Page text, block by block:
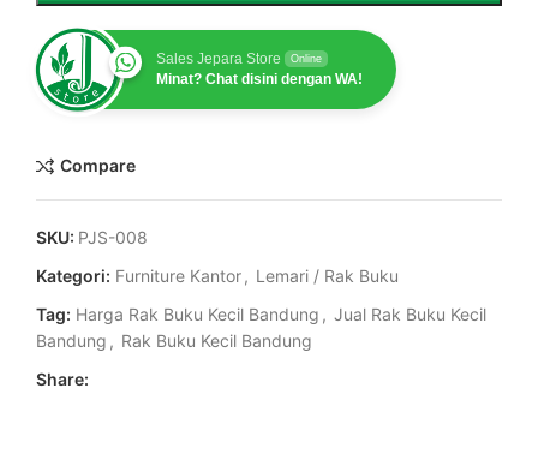
Sales Jepara Store Online
Minat? Chat disini dengan WA!
Compare
SKU: PJS-008
Kategori: Furniture Kantor, Lemari / Rak Buku
Tag: Harga Rak Buku Kecil Bandung , Jual Rak Buku Kecil
Bandung , Rak Buku Kecil Bandung
Share: